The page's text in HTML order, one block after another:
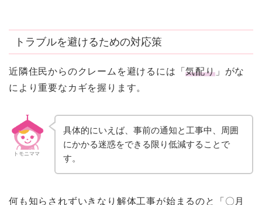
トラブルを避けるための対応策
近隣住民からのクレームを避けるには「気配り」がな
により重要なカギを握ります。
トモニママ
具体的にいえば、事前の通知と工事中、周囲
にかかる迷惑をできる限り低減することで
す。
何も知らされずいきなり解体工事が始まるのと「〇月